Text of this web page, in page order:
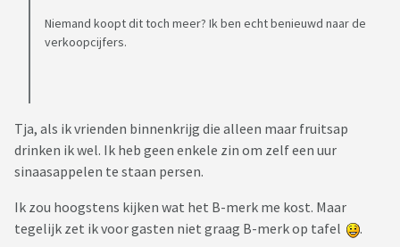
Niemand koopt dit toch meer? Ik ben echt benieuwd naar de
verkoopcijfers.
Tja, als ik vrienden binnenkrijg die alleen maar fruitsap
drinken ik wel. Ik heb geen enkele zin om zelf een uur
sinaasappelen te staan persen.
Ik zou hoogstens kijken wat het B-merk me kost. Maar
tegelijk zet ik voor gasten niet graag B-merk op tafel
.